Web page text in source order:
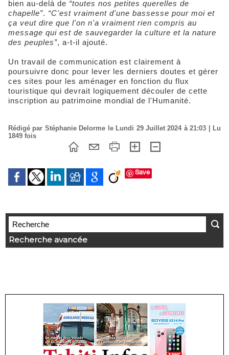
bien au-delà de “toutes nos petites querelles de
chapelle”. “C'est vraiment d'une bassesse pour moi et
ça veut dire que l'on n'a vraiment rien compris au
message qui est de sauvegarder la culture et la nature
des peuples”, a-t-il ajouté.
Un travail de communication est clairement à
poursuivre donc pour lever les derniers doutes et gérer
ces sites pour les aménager en fonction du flux
touristique qui devrait logiquement découler de cette
inscription au patrimoine mondial de l'Humanité.
Rédigé par Stéphanie Delorme le Lundi 29 Juillet 2024 à 21:03 | Lu
1849 fois
Save
Recherche avancée